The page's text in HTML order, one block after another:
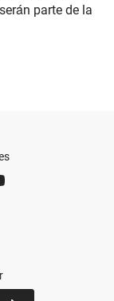
parte de la